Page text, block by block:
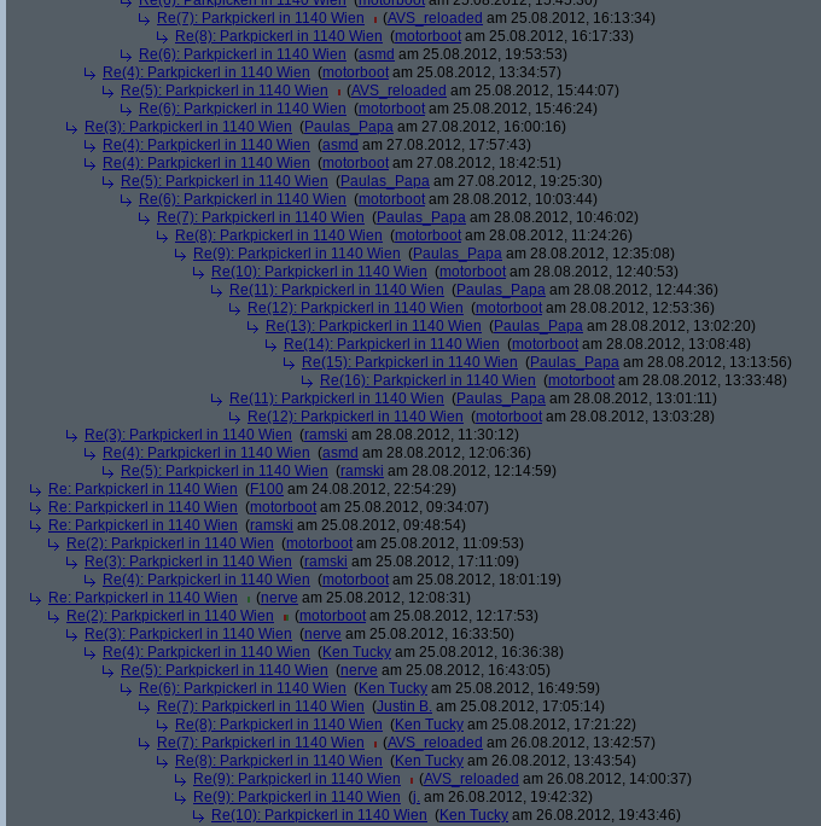
Re(7): Parkpickerl in 1140 Wien
(AVS_reloaded am 25.08.2012, 16:13:34)
Re(8): Parkpickerl in 1140 Wien (motorboot am 25.08.2012, 16:17:33)
Re(6): Parkpickerl in 1140 Wien (asmd am 25.08.2012, 19:53:53)
Re(4): Parkpickerl in 1140 Wien (motorboot am 25.08.2012, 13:34:57)
Re(5): Parkpickerl in 1140 Wien
(AVS_reloaded am 25.08.2012, 15:44:07)
Re(6): Parkpickerl in 1140 Wien (motorboot am 25.08.2012, 15:46:24)
Re(3): Parkpickerl in 1140 Wien (Paulas_Papa am 27.08.2012, 16:00:16)
Re(4): Parkpickerl in 1140 Wien (asmd am 27.08.2012, 17:57:43)
Re(4): Parkpickerl in 1140 Wien (motorboot am 27.08.2012, 18:42:51)
Re(5): Parkpickerl in 1140 Wien (Paulas_Papa am 27.08.2012, 19:25:30)
Re(6): Parkpickerl in 1140 Wien (motorboot am 28.08.2012, 10:03:44)
Re(7): Parkpickerl in 1140 Wien (Paulas_Papa am 28.08.2012, 10:46:02)
Re(8): Parkpickerl in 1140 Wien (motorboot am 28.08.2012, 11:24:26)
Re(9): Parkpickerl in 1140 Wien (Paulas_Papa am 28.08.2012, 12:35:08)
Re(10): Parkpickerl in 1140 Wien (motorboot am 28.08.2012, 12:40:53)
Re(11): Parkpickerl in 1140 Wien (Paulas_Papa am 28.08.2012, 12:44:36)
Re(12): Parkpickerl in 1140 Wien (motorboot am 28.08.2012, 12:53:36)
Re(13): Parkpickerl in 1140 Wien (Paulas_Papa am 28.08.2012, 13:02:20)
Re(14): Parkpickerl in 1140 Wien (motorboot am 28.08.2012, 13:08:48)
Re(15): Parkpickerl in 1140 Wien (Paulas_Papa am 28.08.2012, 13:13:56)
Re(16): Parkpickerl in 1140 Wien (motorboot am 28.08.2012, 13:33:48)
Re(11): Parkpickerl in 1140 Wien (Paulas_Papa am 28.08.2012, 13:01:11)
Re(12): Parkpickerl in 1140 Wien (motorboot am 28.08.2012, 13:03:28)
Re(3): Parkpickerl in 1140 Wien (ramski am 28.08.2012, 11:30:12)
Re(4): Parkpickerl in 1140 Wien (asmd am 28.08.2012, 12:06:36)
Re(5): Parkpickerl in 1140 Wien (ramski am 28.08.2012, 12:14:59)
Re: Parkpickerl in 1140 Wien (F100 am 24.08.2012, 22:54:29)
Re: Parkpickerl in 1140 Wien (motorboot am 25.08.2012, 09:34:07)
Re: Parkpickerl in 1140 Wien (ramski am 25.08.2012, 09:48:54)
Re(2): Parkpickerl in 1140 Wien (motorboot am 25.08.2012, 11:09:53)
Re(3): Parkpickerl in 1140 Wien (ramski am 25.08.2012, 17:11:09)
Re(4): Parkpickerl in 1140 Wien (motorboot am 25.08.2012, 18:01:19)
Re: Parkpickerl in 1140 Wien
(nerve am 25.08.2012, 12:08:31)
Re(2): Parkpickerl in 1140 Wien
(motorboot am 25.08.2012, 12:17:53)
Re(3): Parkpickerl in 1140 Wien (nerve am 25.08.2012, 16:33:50)
Re(4): Parkpickerl in 1140 Wien (Ken Tucky am 25.08.2012, 16:36:38)
Re(5): Parkpickerl in 1140 Wien (nerve am 25.08.2012, 16:43:05)
Re(6): Parkpickerl in 1140 Wien (Ken Tucky am 25.08.2012, 16:49:59)
Re(7): Parkpickerl in 1140 Wien (Justin B. am 25.08.2012, 17:05:14)
Re(8): Parkpickerl in 1140 Wien (Ken Tucky am 25.08.2012, 17:21:22)
Re(7): Parkpickerl in 1140 Wien
(AVS_reloaded am 26.08.2012, 13:42:57)
Re(8): Parkpickerl in 1140 Wien (Ken Tucky am 26.08.2012, 13:43:54)
Re(9): Parkpickerl in 1140 Wien
(AVS_reloaded am 26.08.2012, 14:00:37)
Re(9): Parkpickerl in 1140 Wien (j. am 26.08.2012, 19:42:32)
Re(10): Parkpickerl in 1140 Wien (Ken Tucky am 26.08.2012, 19:43:46)